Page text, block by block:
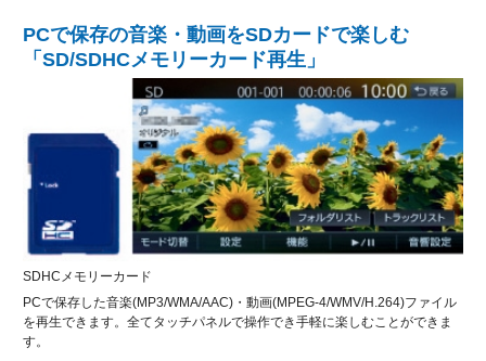
PCで保存の音楽・動画をSDカードで楽しむ
「SD/SDHCメモリーカード再生」
SDHCメモリーカード
PCで保存した音楽(MP3/WMA/AAC)・動画(MPEG-4/WMV/H.264)ファイル
を再生できます。全てタッチパネルで操作でき手軽に楽しむことができま
す。